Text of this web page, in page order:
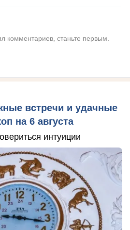
комментариев, станьте первым.
встречи и удачные
на 6 августа
интуиции